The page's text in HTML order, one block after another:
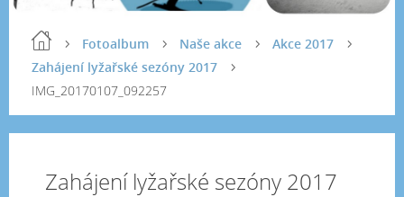
Fotoalbum Naše akce
Akce 2017
Zahájení lyžařské sezóny 2017
IMG_20170107_092257
Zahájení lyžařské sezóny 2017